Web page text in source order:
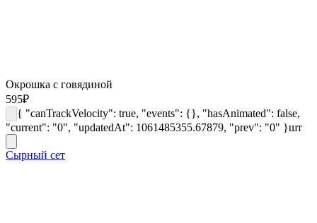
Окрошка с говядиной
595₽
{ "canTrackVelocity": true, "events": {}, "hasAnimated": false,
"current": "0", "updatedAt": 1061485355.67879, "prev": "0" }шт
Сырный сет